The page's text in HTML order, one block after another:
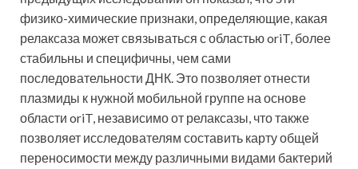
физико-химические признаки, определяющие, какая
релаксаза может связываться с областью oriT, более
стабильны и специфичны, чем сами
последовательности ДНК. Это позволяет отнести
плазмиды к нужной мобильной группе на основе
области oriT, независимо от релаксазы, что также
позволяет исследователям составить карту общей
переносимости между различными видами бактерий